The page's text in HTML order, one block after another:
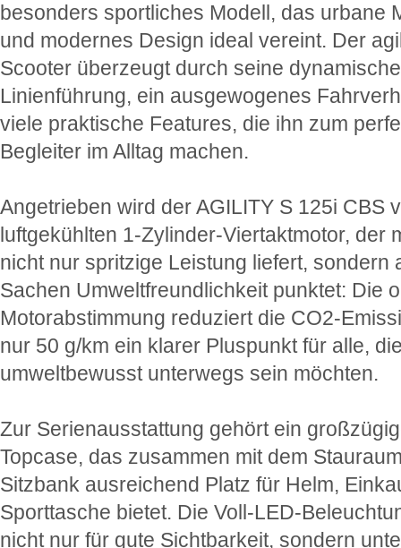
besonders sportliches Modell, das urbane
und modernes Design ideal vereint. Der
Scooter überzeugt durch seine dynamische
Linienführung, ein ausgewogenes
viele praktische Features, die ihn zum
Begleiter im Alltag machen.
Angetrieben wird der AGILITY S 125i CBS
luftgekühlten 1-Zylinder-Viertaktmotor, der
nicht nur spritzige Leistung liefert, sondern
Sachen Umweltfreundlichkeit punktet: Die
Motorabstimmung reduziert die CO2-
nur 50 g/km ein klarer Pluspunkt für alle,
umweltbewusst unterwegs sein möchten.
Zur Serienausstattung gehört ein
Topcase, das zusammen mit dem
Sitzbank ausreichend Platz für Helm,
Sporttasche bietet. Die Voll-LED-
nicht nur für gute Sichtbarkeit, sondern